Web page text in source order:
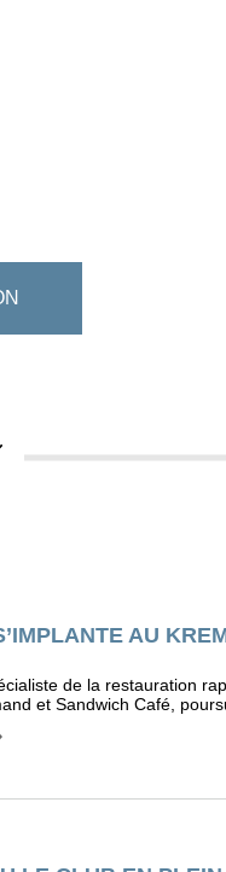
AU
de la restauration
et Sandwich Café,